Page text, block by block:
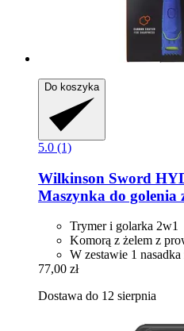
Do koszyka
5.0 (1)
Wilkinson Sword
Maszynka do golenia
Trymer i golarka 2w1
Komorą z żelem z
W zestawie 1
77,00 zł
Dostawa do 12 sierpnia